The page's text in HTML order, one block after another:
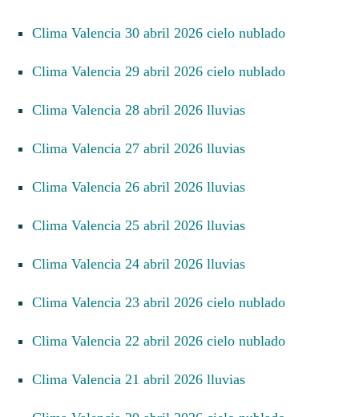
Clima Valencia 30 abril 2026 cielo nublado
Clima Valencia 29 abril 2026 cielo nublado
Clima Valencia 28 abril 2026 lluvias
Clima Valencia 27 abril 2026 lluvias
Clima Valencia 26 abril 2026 lluvias
Clima Valencia 25 abril 2026 lluvias
Clima Valencia 24 abril 2026 lluvias
Clima Valencia 23 abril 2026 cielo nublado
Clima Valencia 22 abril 2026 cielo nublado
Clima Valencia 21 abril 2026 lluvias